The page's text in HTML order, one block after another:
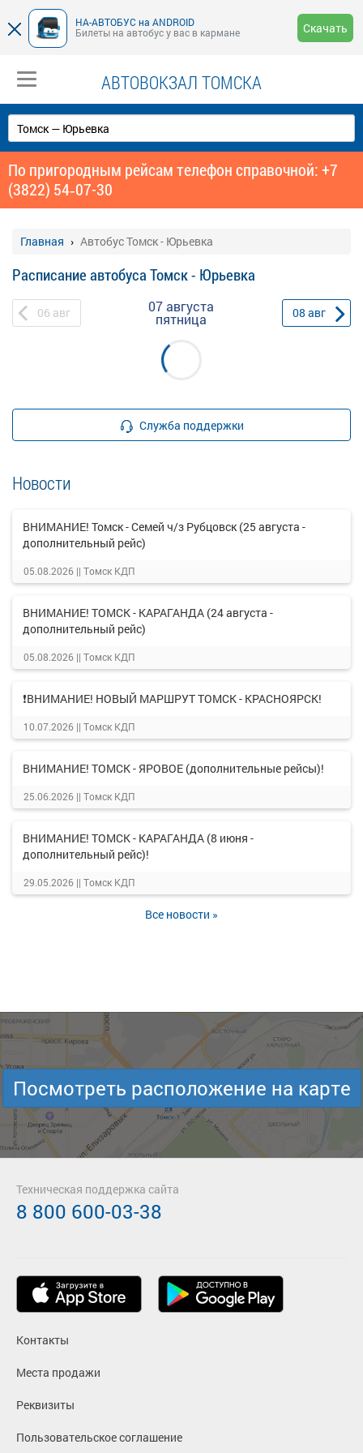
НА-АВТОБУС на ANDROID
Билеты на автобус у вас в кармане
Скачать
АВТОВОКЗАЛ ТОМСКА
По пригородным рейсам телефон справочной: +7
(3822) 54‑07-30
Главная Автобус Томск - Юрьевка
Расписание автобуса Томск - Юрьевка
06 авг 07 августа
пятница 08 авг
Служба поддержки
Новости
ВНИМАНИЕ! Томск - Семей ч/з Рубцовск (25 августа -
дополнительный рейс)
05.08.2026 || Томск КДП
ВНИМАНИЕ! ТОМСК - КАРАГАНДА (24 августа -
дополнительный рейс)
05.08.2026 || Томск КДП
❗ВНИМАНИЕ! НОВЫЙ МАРШРУТ ТОМСК - КРАСНОЯРСК!
10.07.2026 || Томск КДП
ВНИМАНИЕ! ТОМСК - ЯРОВОЕ (дополнительные рейсы)!
25.06.2026 || Томск КДП
ВНИМАНИЕ! ТОМСК - КАРАГАНДА (8 июня -
дополнительный рейс)!
29.05.2026 || Томск КДП
Все новости »
Посмотреть расположение на карте
Контакты
Места продажи
Реквизиты
Пользовательское соглашение
Техническая поддержка сайта
8 800 600-03-38